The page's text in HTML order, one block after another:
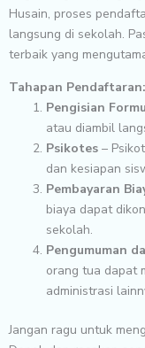
Husain, proses
langsung di sekolah.
terbaik yang
Tahapan Pendaftaran:
Pengisian
atau diambil
Psikotes –
dan kesiapan
Pembayaran
biaya dapat
sekolah.
Pengumuman
orang tua dapat
administrasi
Jangan ragu untuk